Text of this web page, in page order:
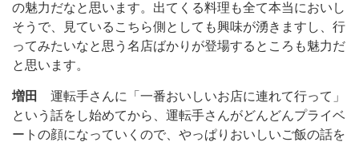
の魅力だなと思います。出てくる料理も全て本当においし
そうで、見ているこちら側としても興味が湧きますし、行
ってみたいなと思う名店ばかりが登場するところも魅力だ
と思います。
増田
運転手さんに「一番おいしいお店に連れて行って」
という話をし始めてから、運転手さんがどんどんプライベ
ートの顔になっていくので、やっぱりおいしいご飯の話を